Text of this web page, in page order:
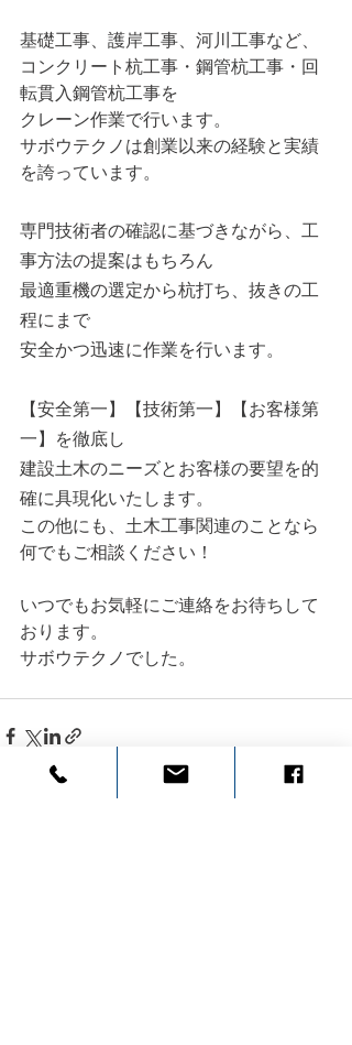
基礎工事、護岸工事、河川工事など、
コンクリート杭工事・鋼管杭工事・回
転貫入鋼管杭工事を
クレーン作業で行います。
サボウテクノは創業以来の経験と実績
を誇っています。
専門技術者の確認に基づきながら、工
事方法の提案はもちろん
最適重機の選定から杭打ち、抜きの工
程にまで
安全かつ迅速に作業を行います。
【安全第一】【技術第一】【お客様第
一】を徹底し
建設土木のニーズとお客様の要望を的
確に具現化いたします。
この他にも、土木工事関連のことなら
何でもご相談ください！
いつでもお気軽にご連絡をお待ちして
おります。
サボウテクノでした。